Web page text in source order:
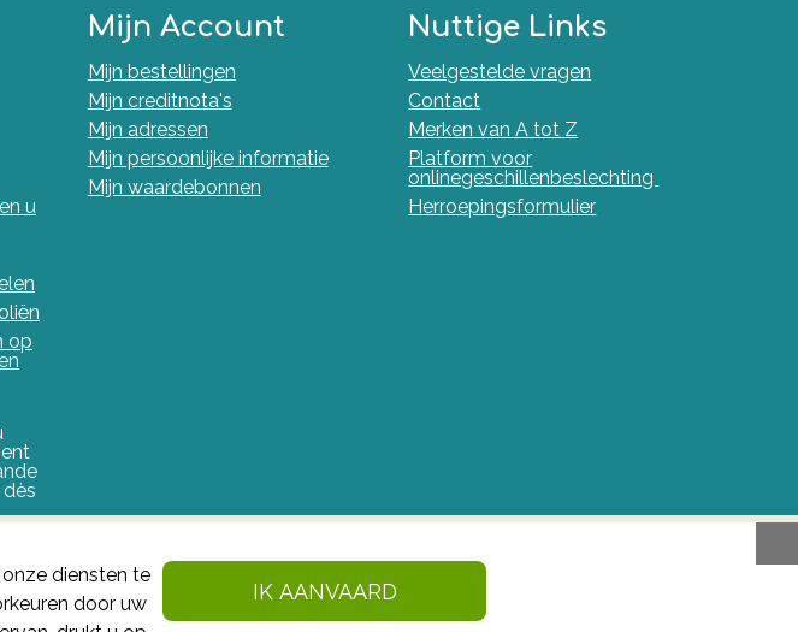
diensten te
door uw
IK AANVAARD
u
op
Mijn Account
Mijn bestellingen
Mijn creditnota's
Mijn adressen
Mijn persoonlijke informatie
Mijn waardebonnen
Nuttige Links
Veelgestelde vragen
Contact
Merken van A tot Z
Platform voor
onlinegeschillenbeslechting
Herroepingsformulier
voor geneesmiddelen en gezondheidsproducten in België. Deze site